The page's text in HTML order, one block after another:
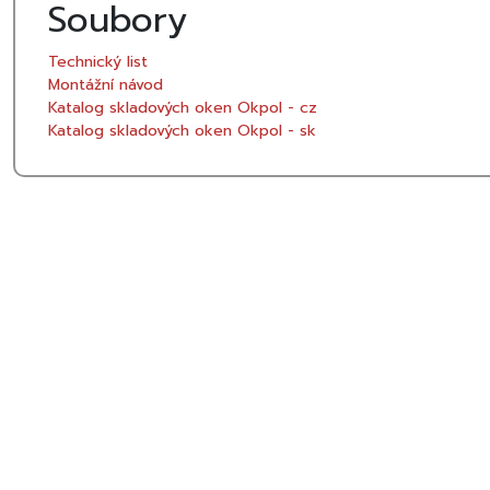
Soubory
Technický list
Montážní návod
Katalog skladových oken Okpol - cz
Katalog skladových oken Okpol - sk